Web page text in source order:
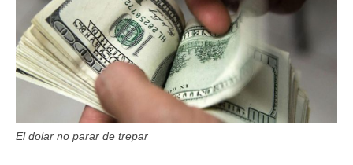
El dolar no parar de trepar